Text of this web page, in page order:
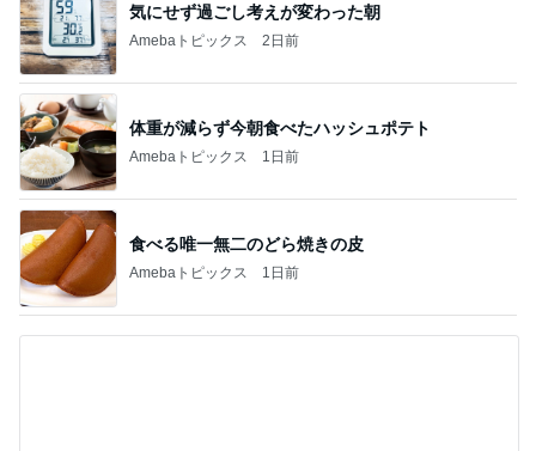
気にせず過ごし考えが変わった朝
Amebaトピックス 2日前
体重が減らず今朝食べたハッシュポテト
Amebaトピックス 1日前
食べる唯一無二のどら焼きの皮
Amebaトピックス 1日前